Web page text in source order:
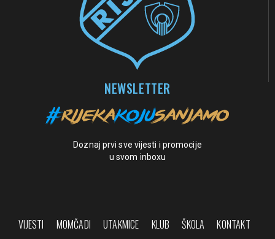
NEWSLETTER
Doznaj prvi sve vijesti i promocije
u svom inboxu
VIJESTI MOMČADI UTAKMICE KLUB ŠKOLA KONTAKT